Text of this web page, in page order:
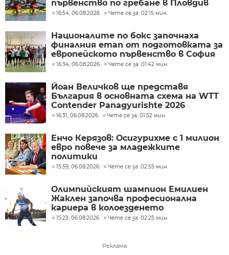
първенство по гребане в Пловдив
16:54, 06.08.2026 Чете се за: 02:15 мин.
Националите по бокс започнаха
финалния етап от подготовката за
европейското първенство в София
16:34, 06.08.2026 Чете се за: 01:42 мин.
Йоан Величков ще представя
България в основната схема на WTT
Contender Panagyurishte 2026
16:31, 06.08.2026 Чете се за: 01:52 мин.
Енчо Керязов: Осигурихме с 1 милион
евро повече за младежките
политики
15:59, 06.08.2026 Чете се за: 02:55 мин.
Олимпийският шампион Емилиен
Жаклен започва професионална
кариера в колоезденето
15:23, 06.08.2026 Чете се за: 02:25 мин.
Реклама